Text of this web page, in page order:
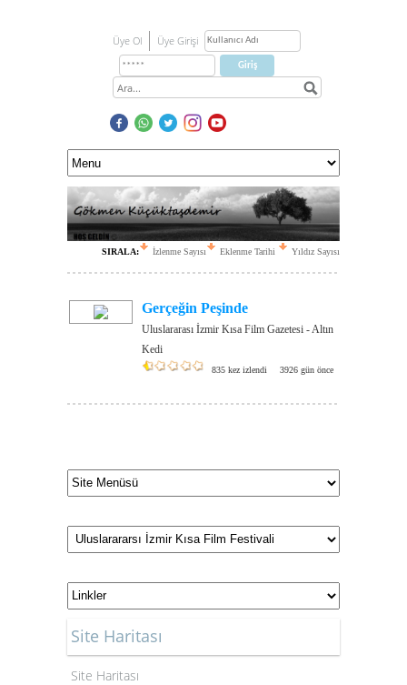
Üye Ol Üye Girişi
SIRALA: İzlenme Sayısı Eklenme Tarihi Yıldız Sayısı
Gerçeğin Peşinde
Uluslararası İzmir Kısa Film Gazetesi - Altın
Kedi
835 kez izlendi 3926 gün önce
Site Haritası
Site Haritası